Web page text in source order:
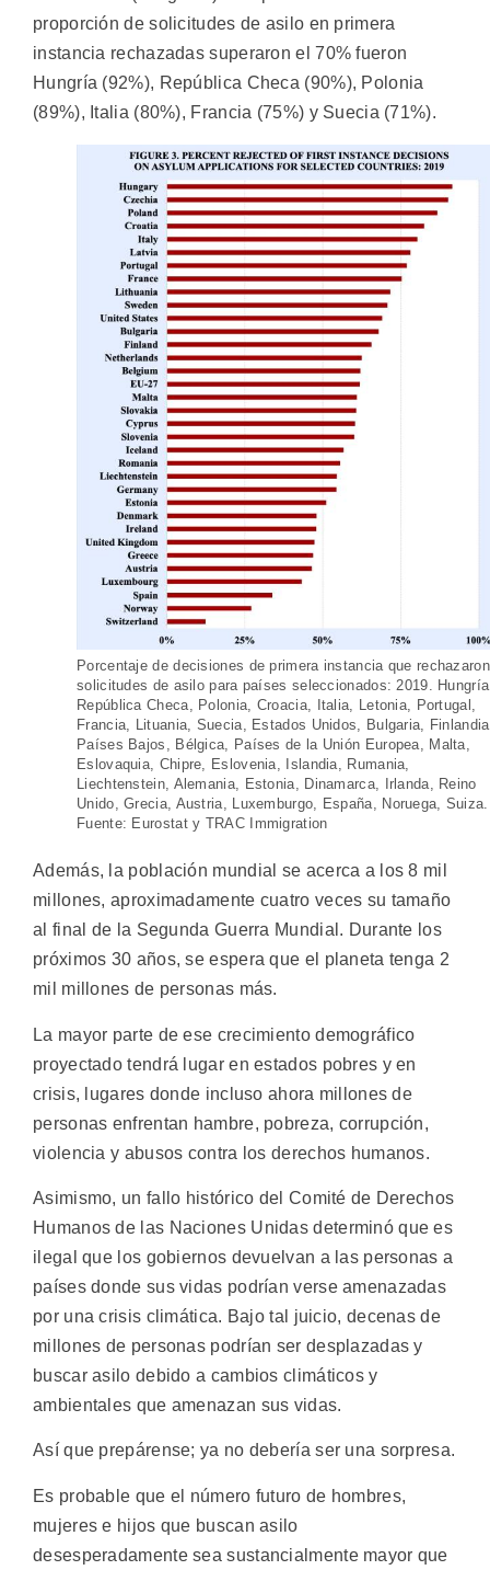
proporción de solicitudes de asilo en primera
instancia rechazadas superaron el 70% fueron
Hungría (92%), República Checa (90%), Polonia
(89%), Italia (80%), Francia (75%) y Suecia (71%).
Porcentaje de decisiones de primera instancia que rechazaron
solicitudes de asilo para países seleccionados: 2019.
República Checa, Polonia, Croacia, Italia, Letonia, Portugal,
Francia, Lituania, Suecia, Estados Unidos, Bulgaria,
Países Bajos, Bélgica, Países de la Unión Europea, Malta,
Eslovaquia, Chipre, Eslovenia, Islandia, Rumania,
Liechtenstein, Alemania, Estonia, Dinamarca, Irlanda, Reino
Unido, Grecia, Austria, Luxemburgo, España, Noruega, Suiza.
Fuente: Eurostat y TRAC Immigration
Además, la población mundial se acerca a los 8 mil
millones, aproximadamente cuatro veces su tamaño
al final de la Segunda Guerra Mundial. Durante los
próximos 30 años, se espera que el planeta tenga 2
mil millones de personas más.
La mayor parte de ese crecimiento demográfico
proyectado tendrá lugar en estados pobres y en
crisis, lugares donde incluso ahora millones de
personas enfrentan hambre, pobreza, corrupción,
violencia y abusos contra los derechos humanos.
Asimismo, un fallo histórico del Comité de Derechos
Humanos de las Naciones Unidas determinó que es
ilegal que los gobiernos devuelvan a las personas a
países donde sus vidas podrían verse amenazadas
por una crisis climática. Bajo tal juicio, decenas de
millones de personas podrían ser desplazadas y
buscar asilo debido a cambios climáticos y
ambientales que amenazan sus vidas.
Así que prepárense; ya no debería ser una sorpresa.
Es probable que el número futuro de hombres,
mujeres e hijos que buscan asilo
desesperadamente sea sustancialmente mayor que